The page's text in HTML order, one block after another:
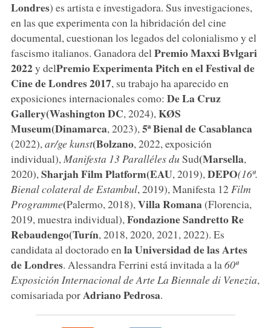
Londres) es artista e investigadora. Sus investigaciones,
en las que experimenta con la hibridación del cine
documental, cuestionan los legados del colonialismo y el
fascismo italianos. Ganadora del Premio Maxxi Bvlgari
2022y delPremio Experimenta Pitch en el Festival de
Cine de Londres 2017, su trabajo ha aparecido en
exposiciones internacionales como: De La Cruz
Gallery(Washington DC, 2024), KØS
Museum(Dinamarca, 2023), 5ª Bienal de Casablanca
(2022), ar/ge kunst(Bolzano, 2022, exposición
individual), Manifesta 13 Paralléles du Sud(Marsella,
2020), Sharjah Film Platform(EAU, 2019), DEPO(16ª.
Bienal colateral de Estambul, 2019), Manifesta 12 Film
Programme(Palermo, 2018), Villa Romana(Florencia,
2019, muestra individual), Fondazione Sandretto Re
Rebaudengo(Turín, 2018, 2020, 2021, 2022). Es
candidata al doctorado en la Universidad de las Artes
de Londres. Alessandra Ferrini está invitada a la 60ª
Exposición Internacional de Arte La Biennale di Venezia,
comisariada porAdriano Pedrosa.